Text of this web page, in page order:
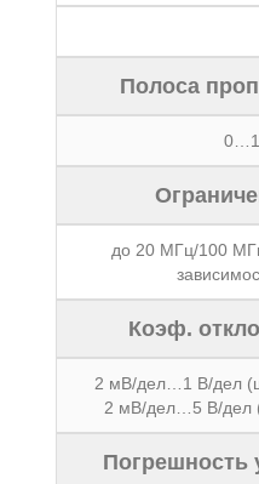
Полоса
до 20 МГц/100
Коэф.
2 мВ/дел…1 В/дел
2 мВ/дел…5 В/дел
Погрешность